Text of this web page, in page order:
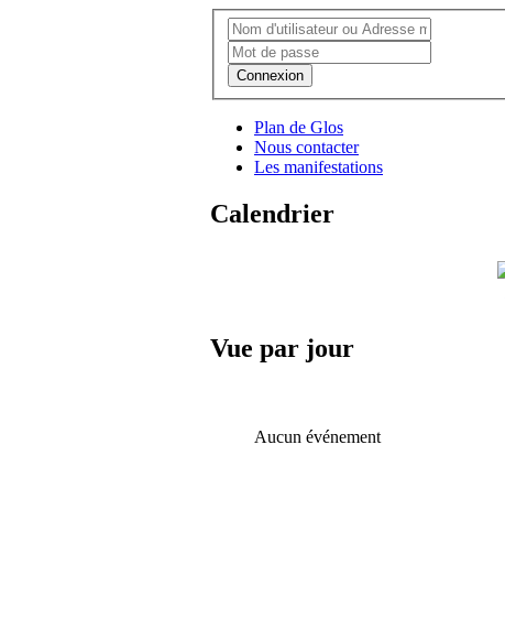
Connexion
Plan de Glos
Nous contacter
Les manifestations
Calendrier
Vue par jour
Aucun événement